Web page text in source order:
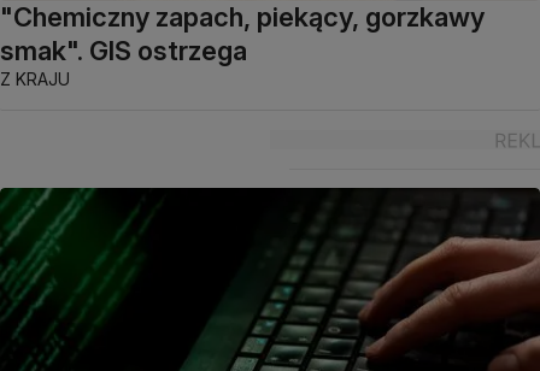
"Chemiczny zapach, piekący, gorzkawy
smak". GIS ostrzega
Z KRAJU